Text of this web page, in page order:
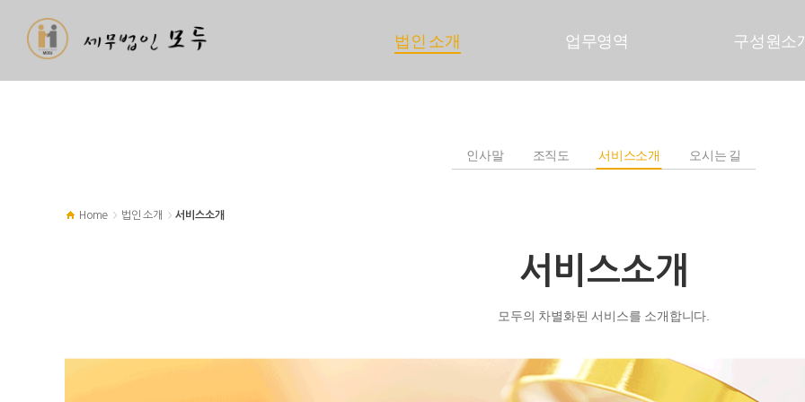
법인 소개 업무영역 구성원소
인사말 조직도 서비스소개 오시는 길
서비스소개
모두의 차별화된 서비스를 소개합니다.
Home > 법인 소개 > 서비스소개